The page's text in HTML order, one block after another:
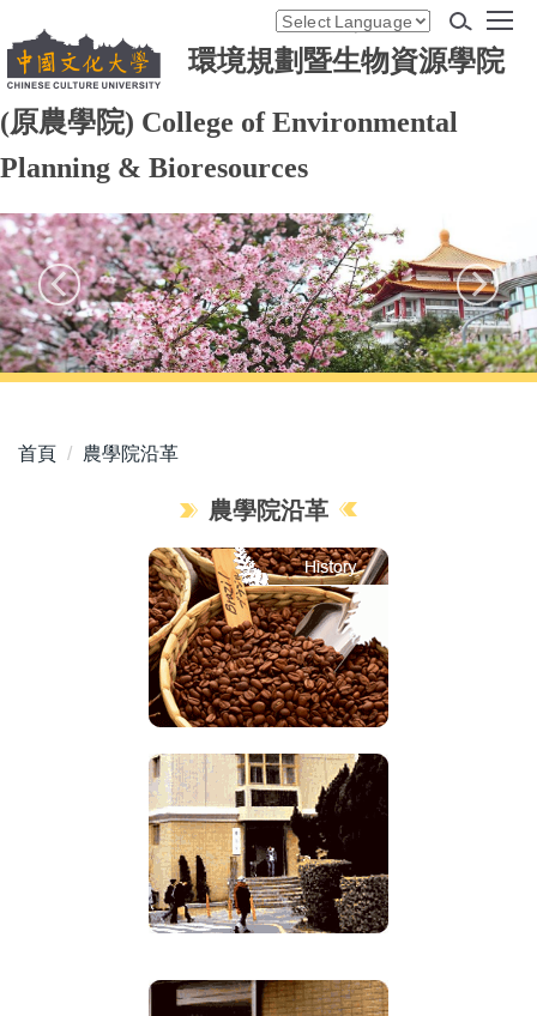
到
主
要
內
容
環境規劃暨生物資源學院
(原農學院) College of Environmental
Planning & Bioresources
Translate
首頁 農學院沿革
農學院沿革